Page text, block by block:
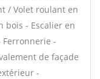
/ Volet roulant en
bois - Escalier en
-
de façade
-